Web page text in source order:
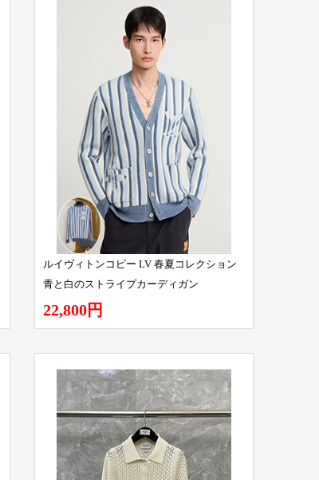
ルイヴィトンコピー LV 春夏コレクション
青と白のストライプカーディガン
22,800円